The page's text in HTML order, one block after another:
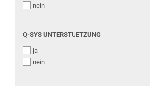
UNTERSTUETZUNG
nein
Q-
UNTERSTUETZUNG
Q-SYS UNTERSTUETZUNG
ja
nein